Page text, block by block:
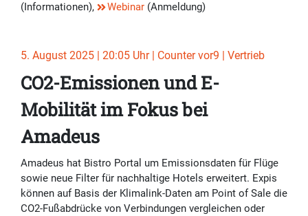
(Informationen),
Webinar (Anmeldung)
5. August 2025 | 20:05 Uhr | Counter vor9 | Vertrieb
CO2-Emissionen und E-
Mobilität im Fokus bei
Amadeus
Amadeus hat Bistro Portal um Emissionsdaten für Flüge
sowie neue Filter für nachhaltige Hotels erweitert. Expis
können auf Basis der Klimalink-Daten am Point of Sale die
CO2-Fußabdrücke von Verbindungen vergleichen oder